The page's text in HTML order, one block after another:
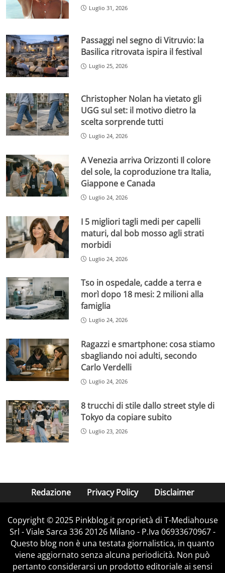
Luglio 31, 2026
Passaggi nel segno di Vitruvio: la
Basilica ritrovata ispira il festival
Luglio 25, 2026
Christopher Nolan ha vietato gli
UGG sul set: il motivo dietro la
scelta sorprende tutti
Luglio 24, 2026
A Venezia arriva Orizzonti Il colore
del sole, la coproduzione tra Italia,
Giappone e Canada
Luglio 24, 2026
I 5 migliori tagli medi per capelli
maturi, dal bob mosso agli strati
morbidi
Luglio 24, 2026
Tso in ospedale, cadde a terra e
morì dopo 18 mesi: 2 milioni alla
famiglia
Luglio 24, 2026
Ragazzi e smartphone: cosa stiamo
sbagliando noi adulti, secondo
Carlo Verdelli
Luglio 24, 2026
8 trucchi di stile dallo street style di
Tokyo da copiare subito
Luglio 23, 2026
Redazione Privacy Policy Disclaimer
Copyright © 2025 Pinkblog.it proprietà di T-Mediahouse
Srl - Viale Sarca 336 20126 Milano - P.Iva 06933670967 -
Questo blog non è una testata giornalistica, in quanto
viene aggiornato senza alcuna periodicità. Non può
pertanto considerarsi un prodotto editoriale ai sensi